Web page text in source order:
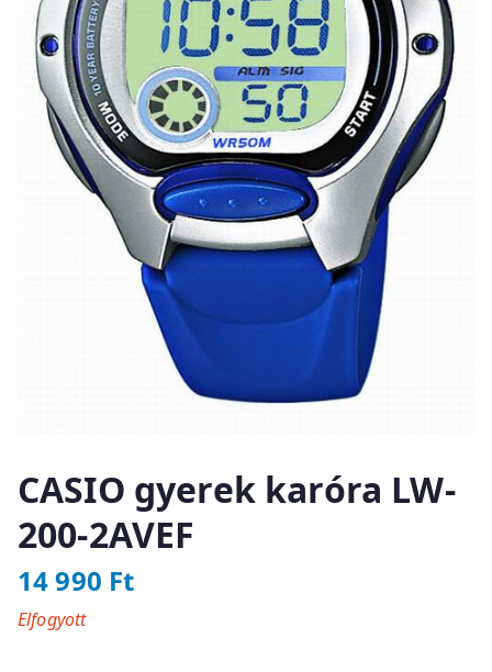
CASIO gyerek karóra LW-
200-2AVEF
14 990 Ft
Elfogyott